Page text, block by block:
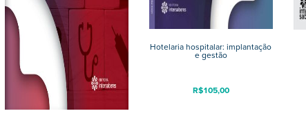
Hotelaria hospitalar: implantação
e gestão
R$105,00